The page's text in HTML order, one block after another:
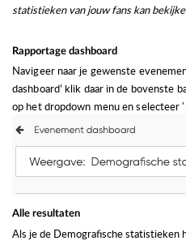
statistieken van jouw fans kan
Rapportage dashboard
Navigeer naar je gewenste
dashboard’ klik daar in de bovenste
op het dropdown menu en
Alle resultaten
Als je de Demografische statistieken